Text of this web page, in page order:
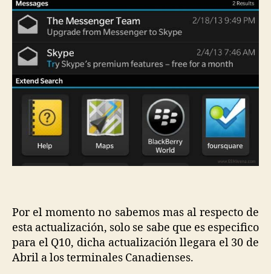
Por el momento no sabemos mas al respecto de
esta actualización, solo se sabe que es especifico
para el Q10, dicha actualización llegara el 30 de
Abril a los terminales Canadienses.